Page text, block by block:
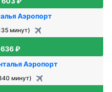
Аэропорт
минут)
₽
Аэропорт
минут)